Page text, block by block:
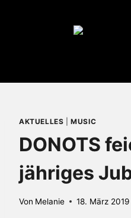
AKTUELLES |MUSIC
DONOTS
jähriges
Von Melanie 18. März 2019